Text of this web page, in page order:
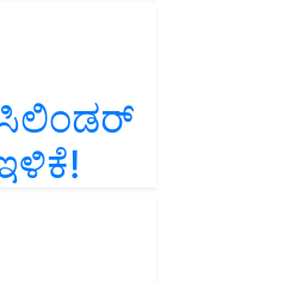
ಸಿಲಿಂಡರ್‌